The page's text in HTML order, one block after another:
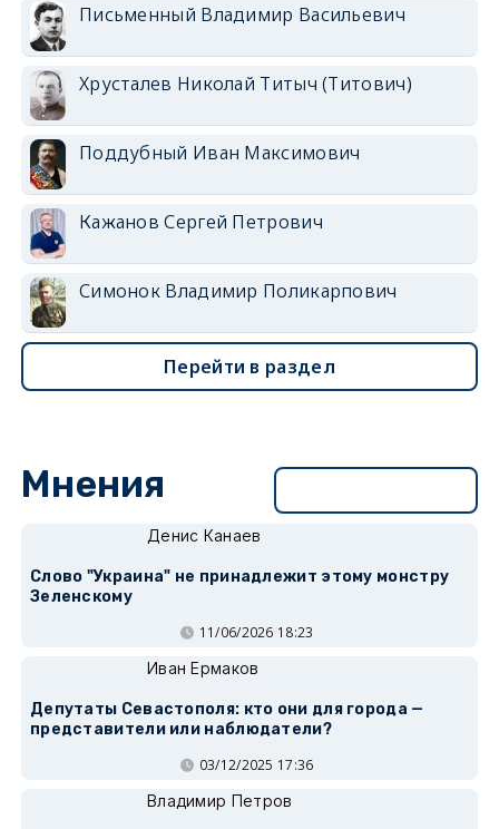
Письменный Владимир Васильевич
Хрусталев Николай Титыч (Титович)
Поддубный Иван Максимович
Кажанов Сергей Петрович
Симонок Владимир Поликарпович
Перейти в раздел
Мнения
Денис Канаев
Слово "Украина" не принадлежит этому монстру
Зеленскому
11/06/2026 18:23
Иван Ермаков
Депутаты Севастополя: кто они для города —
представители или наблюдатели?
03/12/2025 17:36
Владимир Петров